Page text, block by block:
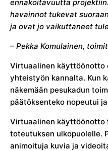
ennakoitavuutta
havainnot tukevat
ja ovat jo vaikuttaneet
– Pekka Komulainen,
Virtuaalinen käyttöönotto
yhteistyön kannalta. Kun
näkemään pesukadun
päätöksenteko nopeutui
Virtuaalinen käyttöönotto
toteutuksen ulkopuolelle.
animoituja kuvia ja